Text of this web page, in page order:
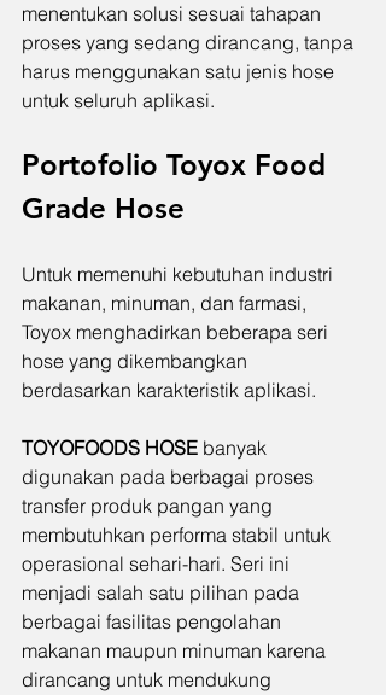
menentukan solusi sesuai tahapan
proses yang sedang dirancang, tanpa
harus menggunakan satu jenis hose
untuk seluruh aplikasi.
Portofolio Toyox Food
Grade Hose
Untuk memenuhi kebutuhan industri
makanan, minuman, dan farmasi,
Toyox menghadirkan beberapa seri
hose yang dikembangkan
berdasarkan karakteristik aplikasi.
TOYOFOODS HOSE banyak
digunakan pada berbagai proses
transfer produk pangan yang
membutuhkan performa stabil untuk
operasional sehari-hari. Seri ini
menjadi salah satu pilihan pada
berbagai fasilitas pengolahan
makanan maupun minuman karena
dirancang untuk mendukung